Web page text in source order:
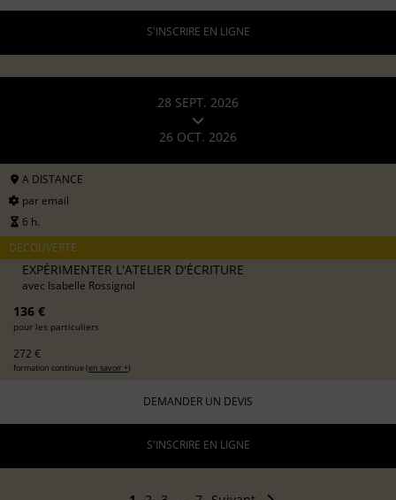
S'INSCRIRE EN LIGNE
28 SEPT. 2026
26 OCT. 2026
A DISTANCE
par email
6 h.
DÉCOUVERTE
EXPÉRIMENTER L'ATELIER D'ÉCRITURE
avec Isabelle Rossignol
136 €
pour les particuliers
272 €
formation continue (en savoir +)
DEMANDER UN DEVIS
S'INSCRIRE EN LIGNE